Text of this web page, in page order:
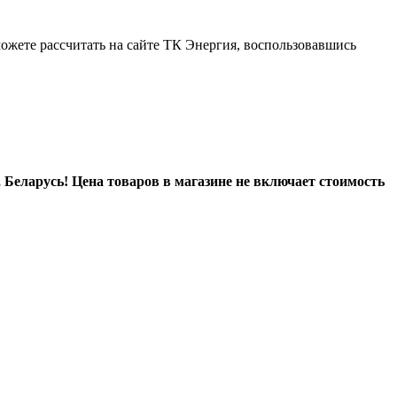
рассчитать на сайте ТК Энергия, воспользовавшись
Цена товаров в магазине не включает стоимость